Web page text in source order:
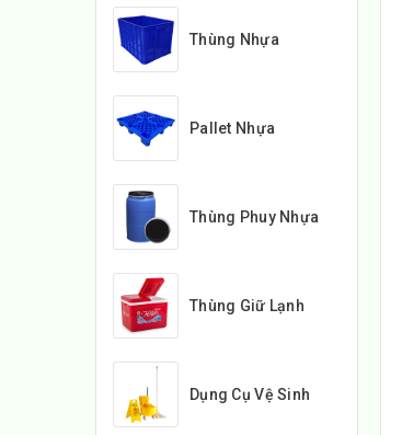
Thùng Nhựa
Pallet Nhựa
Thùng Phuy Nhựa
Thùng Giữ Lạnh
Dụng Cụ Vệ Sinh